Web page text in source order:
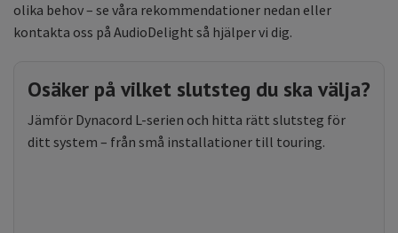
olika behov – se våra rekommendationer nedan eller
kontakta oss på AudioDelight så hjälper vi dig.
Osäker på vilket slutsteg du ska välja?
Jämför Dynacord L-serien och hitta rätt slutsteg för
ditt system – från små installationer till touring.